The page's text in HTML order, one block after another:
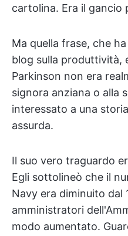
cartolina. Era il gancio
Ma quella frase, che
blog sulla produttività,
Parkinson non era
signora anziana o alla
interessato a una
assurda.
Il suo vero traguardo
Egli sottolineò che il
Navy era diminuito dal
amministratori
modo aumentato.